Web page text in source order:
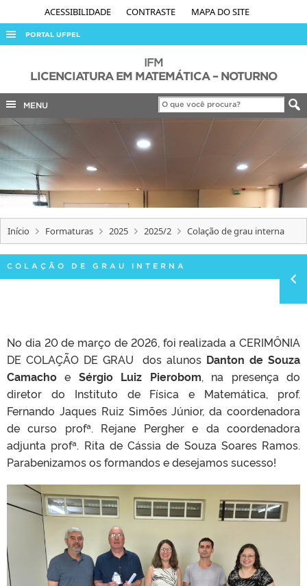
ACESSIBILIDADE CONTRASTE MAPA DO SITE
PORTAL UFPEL
AUDITORIA
COBALTO
CONCURSOS
EDITAIS
INTERNACIONAL
OUVIDORIA
PORTARIAS
TELEFONES
IFM
LICENCIATURA EM MATEMÁTICA – NOTURNO
MENU
CLMN2025
Início Formaturas 2025 2025/2 Colação de grau interna
COLAÇÃO DE GRAU INTERNA
No dia 20 de março de 2026, foi realizada a CERIMÔNIA
DE COLAÇÃO DE GRAU dos alunos Danton de Souza
Camacho e Sérgio Luiz Pierobom, na presença do
diretor do Instituto de Física e Matemática, prof.
Fernando Jaques Ruiz Simões Júnior, da coordenadora
de curso profª. Rejane Pergher e da coordenadora
adjunta profª. Rita de Cássia de Souza Soares Ramos.
Parabenizamos os formandos e desejamos sucesso!